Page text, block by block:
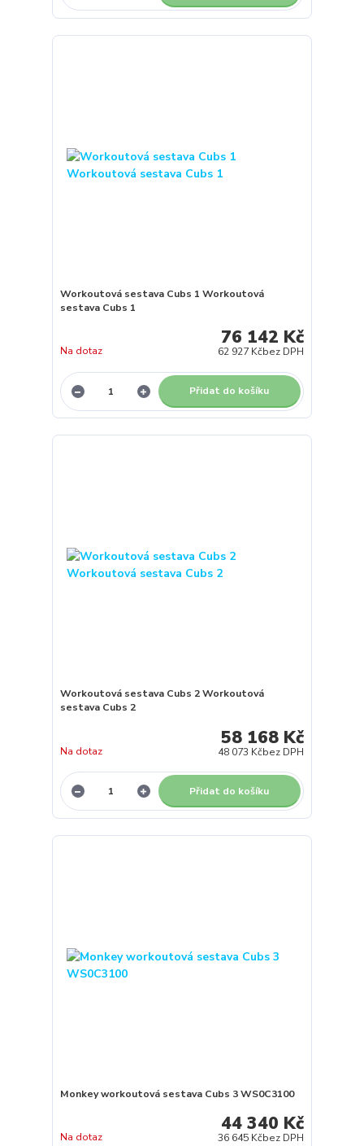
Workoutová sestava Cubs 1 Workoutová
sestava Cubs 1
76 142 Kč
62 927 Kčbez DPH
Na dotaz
Přidat do košíku
Workoutová sestava Cubs 2 Workoutová
sestava Cubs 2
58 168 Kč
48 073 Kčbez DPH
Na dotaz
Přidat do košíku
Monkey workoutová sestava Cubs 3 WS0C3100
44 340 Kč
36 645 Kčbez DPH
Na dotaz